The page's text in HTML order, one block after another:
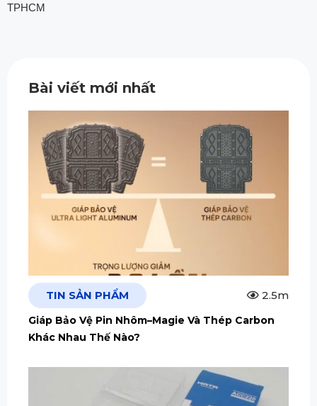
TPHCM
Bài viết mới nhất
TIN SẢN PHẨM 2.5m
Giáp Bảo Vệ Pin Nhôm–Magie Và Thép Carbon
Khác Nhau Thế Nào?